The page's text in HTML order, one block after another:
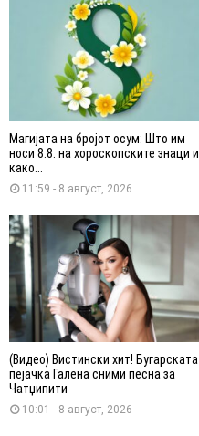
Магијата на бројот осум: Што им
носи 8.8. на хороскопските знаци и
како...
11:59 - 8 август, 2026
(Видео) Вистински хит! Бугарската
пејачка Галена сними песна за
Чатџипити
10:01 - 8 август, 2026